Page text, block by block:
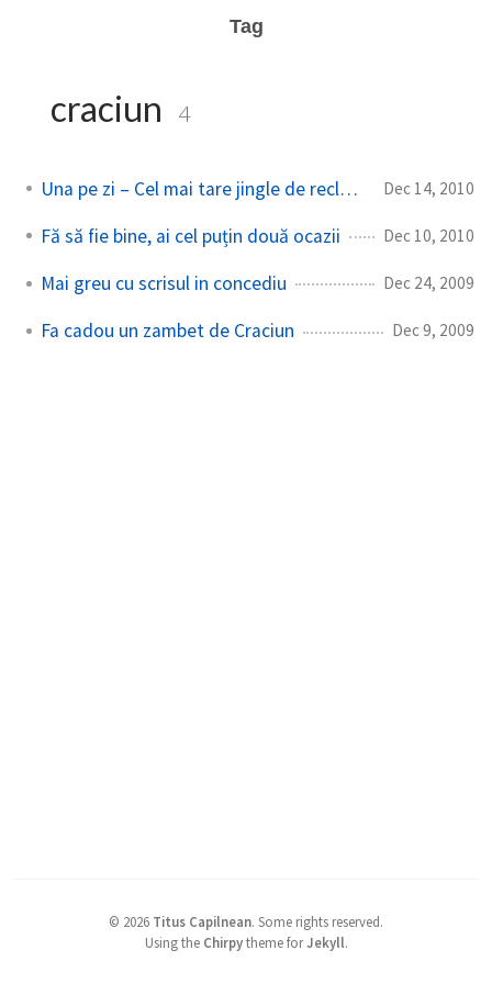
Tag
craciun 4
Una pe zi – Cel mai tare jingle de reclama Dec 14, 2010
Fă să fie bine, ai cel puțin două ocazii Dec 10, 2010
Mai greu cu scrisul in concediu Dec 24, 2009
Fa cadou un zambet de Craciun Dec 9, 2009
© 2026 Titus Capilnean. Some rights reserved.
Using the Chirpytheme forJekyll.